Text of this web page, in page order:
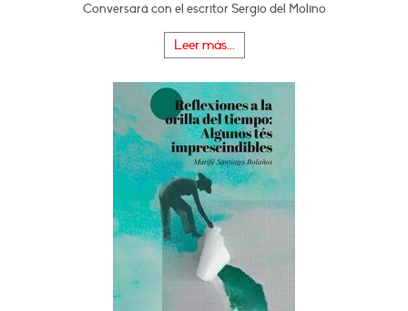
Conversará con el escritor Sergio del Molino
Leer más...